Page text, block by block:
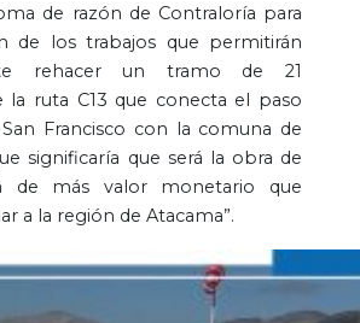
de razón de Contraloría para
de los trabajos que permitirán
rehacer un tramo de 21
la ruta C13 que conecta el paso
Francisco con la comuna de
significaría que será la obra de
de más valor monetario que
a la región de Atacama”.